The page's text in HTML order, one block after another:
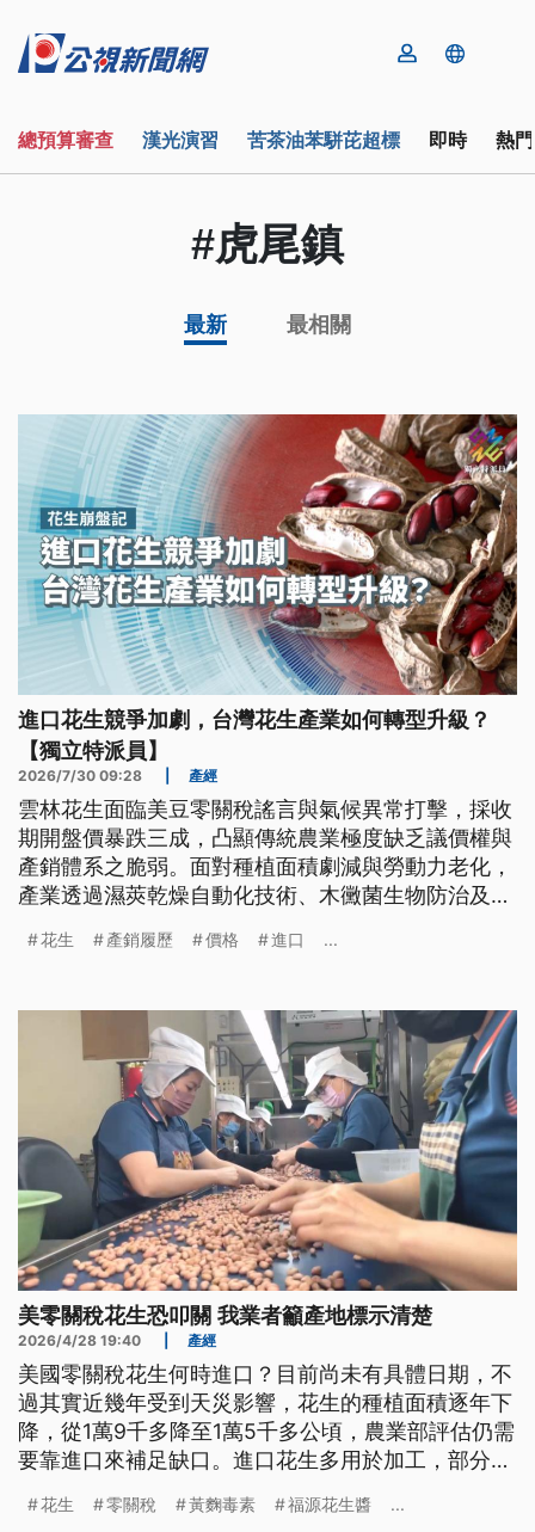
總預算審查 漢光演習 苦茶油苯駢芘超標 即時 熱
#虎尾鎮
最新 最相關
進口花生競爭加劇，台灣花生產業如何轉型升級？
【獨立特派員】
2026/7/30 09:28 產經
雲林花生面臨美豆零關稅謠言與氣候異常打擊，採收
期開盤價暴跌三成，凸顯傳統農業極度缺乏議價權與
產銷體系之脆弱。面對種植面積劇減與勞動力老化，
產業透過濕莢乾燥自動化技術、木黴菌生物防治及契
立本土防線，開創高值化永續新局。
花生 產銷履歷 價格 進口 ...
美零關稅花生恐叩關 我業者籲產地標示清楚
2026/4/28 19:40 產經
美國零關稅花生何時進口？目前尚未有具體日期，不
過其實近幾年受到天災影響，花生的種植面積逐年下
降，從1萬9千多降至1萬5千多公頃，農業部評估仍需
要靠進口來補足缺口。進口花生多用於加工，部分加
也有消費者認為，國產運送距離短，較無黃麴毒素疑
花生 零關稅 黃麴毒素 福源花生醬 ...